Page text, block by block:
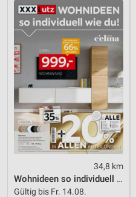
34,8 km
Wohnideen so individuell wie du!
Gültig bis Fr. 14.08.